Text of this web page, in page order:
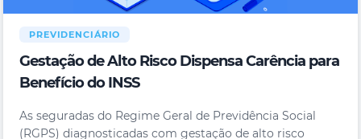
PREVIDENCIÁRIO
Gestação de Alto Risco Dispensa Carência para
Benefício do INSS
As seguradas do Regime Geral de Previdência Social
(RGPS) diagnosticadas com gestação de alto risco